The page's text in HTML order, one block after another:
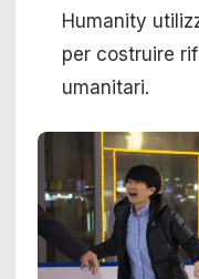
Humanity
per costruire
umanitari.